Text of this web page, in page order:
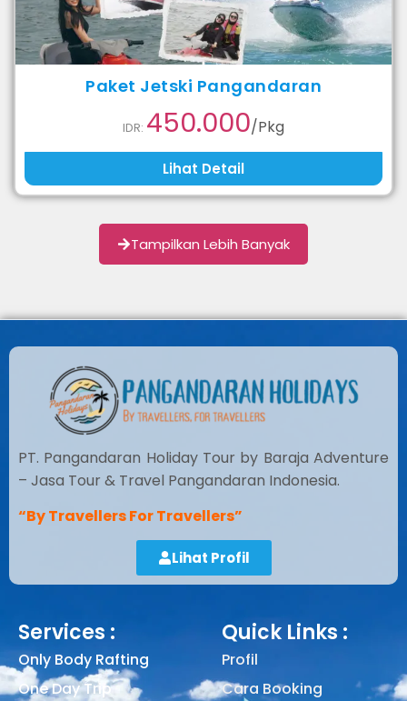
Paket Jetski Pangandaran
IDR: 450.000/Pkg
Lihat Detail
Tampilkan Lebih Banyak
PT. Pangandaran Holiday Tour by Baraja Adventure
– Jasa Tour & Travel Pangandaran Indonesia.
“By Travellers For Travellers”
Lihat Profil
Services :
Only Body Rafting
One Day Trip
Quick Links :
Profil
Cara Booking